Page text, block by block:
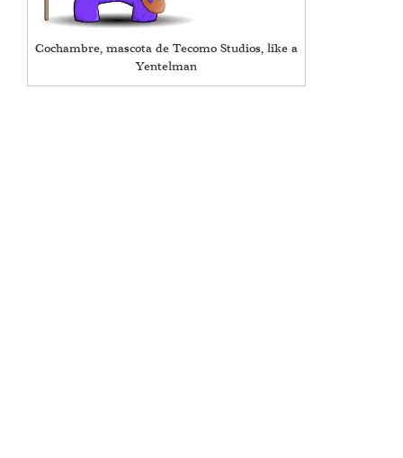
Cochambre, mascota de Tecomo Studios, like a
Yentelman